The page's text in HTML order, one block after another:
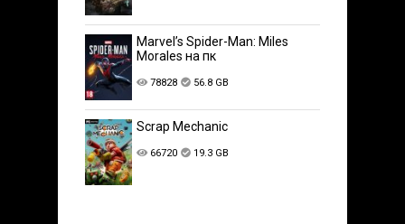
Marvel’s Spider-Man: Miles
Morales на пк
78828 56.8 GB
Scrap Mechanic
66720 19.3 GB